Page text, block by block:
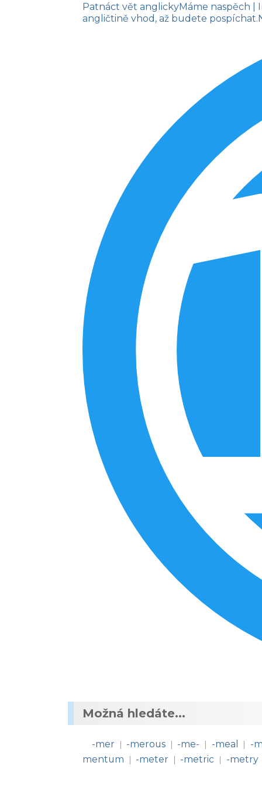
Patnáct vět anglickyMáme naspěch
angličtině vhod, až budete pospíchat.
Možná hledáte...
-mer | -merous | -me- | -meal |
-
mentum
| -meter | -metric | -metry